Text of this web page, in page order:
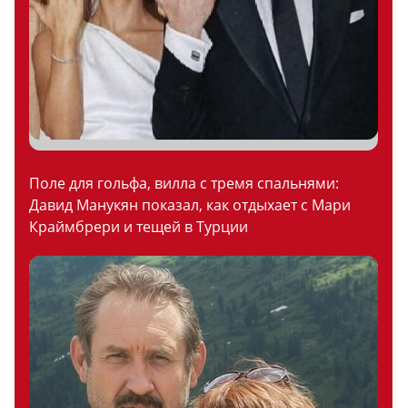
Поле для гольфа, вилла с тремя спальнями:
Давид Манукян показал, как отдыхает с Мари
Краймбрери и тещей в Турции